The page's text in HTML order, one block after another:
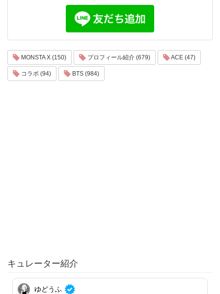
MONSTA X (150) プロフィール紹介 (679) ACE (47)
コラボ (94) BTS (984)
キュレーター紹介
ゆどうふ